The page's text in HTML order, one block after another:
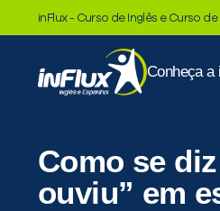
inFlux - Curso de Inglês e Curso de
Conheça a
Como se
ouviu” em